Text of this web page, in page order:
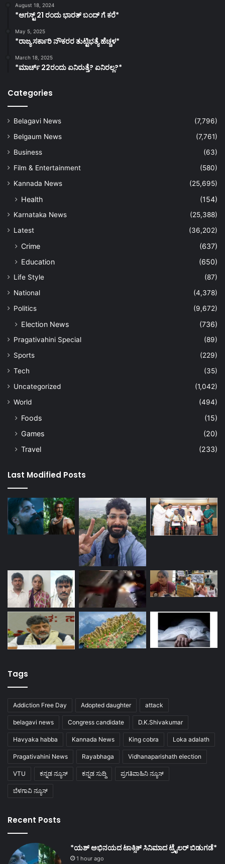
August 18, 2024
*ಆಗಸ್ಟ್ 21 ರಂದು ಭಾರತ್‌ ಬಂದ್‌ ಗೆ ಕರೆ*
May 5, 2025
*ರಾಜ್ಯ ಸರ್ಕಾರಿ ನೌಕರರ ತುಟ್ಟಿಭತ್ಯೆ ಹೆಚ್ಚಳ*
March 18, 2025
*ಮಾರ್ಚ್ 22ರಂದು ಏನಿರುತ್ತೆ? ಏನಿರಲ್ಲ?*
Categories
Belagavi News
(7,796)
Belgaum News
(7,761)
Business
(63)
Film & Entertainment
(580)
Kannada News
(25,695)
Health (154)
Karnataka News
(25,388)
Latest
(36,202)
Crime
(637)
Education
(650)
Life Style
(87)
National
(4,378)
Politics
(9,672)
Election News (736)
Pragativahini Special
(89)
Sports
(229)
Tech
(35)
Uncategorized
(1,042)
World
(494)
Foods
(15)
Games
(20)
Travel
(233)
Last Modified Posts
Tags
Addiction Free Day Adopted daughter attack
belagavi news Congress candidate D.K.Shivakumar
Havyaka habba Kannada News King cobra Loka adalath
Pragativahini News Rayabhaga Vidhanaparishath election
VTU ಕನ್ನಡ ನ್ಯೂಸ್ ಕನ್ನಡ ಸುದ್ದಿ ಪ್ರಗತಿವಾಹಿನಿ ನ್ಯೂಸ್
ಬೆಳಗಾವಿ ನ್ಯೂಸ್
Recent Posts
*ಯಶ್ ಅಭಿನಯದ ಟಾಕ್ಸಿಕ್ ಸಿನಿಮಾದ ಟ್ರೈಲರ್ ಬಿಡುಗಡೆ*
1 hour ago